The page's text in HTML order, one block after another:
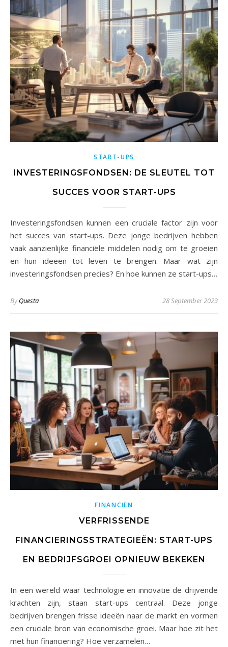
START-UPS
INVESTERINGSFONDSEN: DE SLEUTEL TOT
SUCCES VOOR START-UPS
Investeringsfondsen kunnen een cruciale factor zijn voor
het succes van start-ups. Deze jonge bedrijven hebben
vaak aanzienlijke financiële middelen nodig om te groeien
en hun ideeën tot leven te brengen. Maar wat zijn
investeringsfondsen precies? En hoe kunnen ze start-ups…
ByQuesta 28 September 2023
FINANCIËN
VERFRISSENDE
FINANCIERINGSSTRATEGIEËN: START-UPS
EN BEDRIJFSGROEI OPNIEUW BEKEKEN
In een wereld waar technologie en innovatie de drijvende
krachten zijn, staan start-ups centraal. Deze jonge
bedrijven brengen frisse ideeën naar de markt en vormen
een cruciale bron van economische groei. Maar hoe zit het
met hun financiering? Hoe verzamelen…